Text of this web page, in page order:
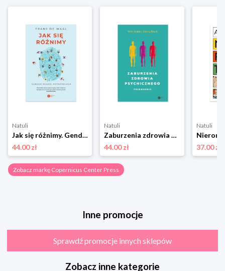
Natuli
Jak się różnimy. Gender oczami prymatologa Copernicus center press
44.00 zł
Natuli
Zaburzenia zdrowia psychicznego. Przewodnik Copernicus center press
44.00 zł
Natuli
37.00 zł
Zobacz markę Copernicus Center Press
Inne promocje
Sprawdź promocje innych sklepów
Zobacz inne kategorie